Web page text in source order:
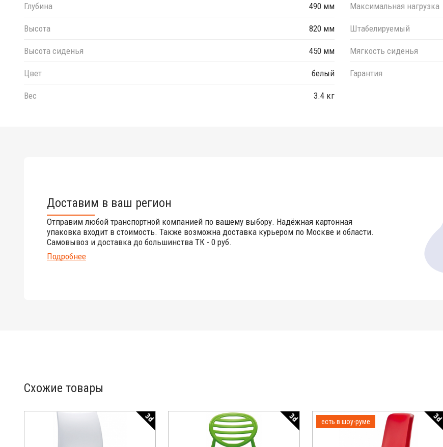
Глубина 490 мм
Высота 820 мм
Высота сиденья 450 мм
Цвет белый
Вес 3.4 кг
Максимальная нагрузка
Штабелируемый
Мягкость сиденья
Гарантия
Доставим в ваш регион
Отправим любой транспортной компанией по вашему выбору. Надёжная картонная
упаковка входит в стоимость. Также возможна доставка курьером по Москве и области.
Самовывоз и доставка до большинства ТК - 0 руб.
Подробнее
Схожие товары
3d 3d есть в шоу-руме 3d